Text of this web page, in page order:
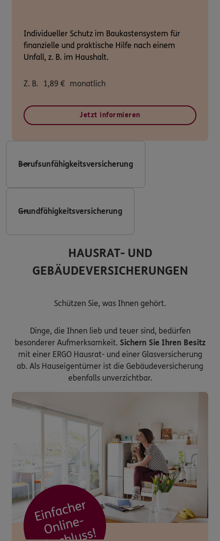
Individueller Schutz im Baukastensystem für
finanzielle und praktische Hilfe nach einem
Unfall, z. B. im Haushalt.
Z. B. 1,89 € monatlich
Jetzt informieren
Berufsunfähigkeitsversicherung
Grundfähigkeitsversicherung
HAUSRAT- UND
GEBÄUDEVERSICHERUNGEN
Schützen Sie, was Ihnen gehört.
Dinge, die Ihnen lieb und teuer sind, bedürfen
besonderer Aufmerksamkeit. Sichern Sie Ihren Besitz
mit einer ERGO Hausrat- und einer Glasversicherung
ab. Als Hauseigentümer ist die Gebäudeversicherung
ebenfalls unverzichtbar.